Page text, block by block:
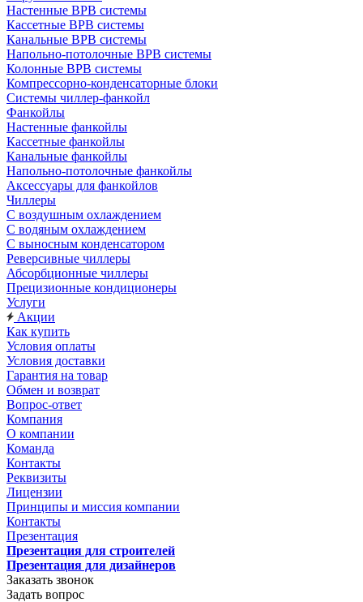
Настенные ВРВ системы
Кассетные ВРВ системы
Канальные ВРВ системы
Напольно-потолочные ВРВ системы
Колонные ВРВ системы
Компрессорно-конденсаторные блоки
Системы чиллер-фанкойл
Фанкойлы
Настенные фанкойлы
Кассетные фанкойлы
Канальные фанкойлы
Напольно-потолочные фанкойлы
Аксессуары для фанкойлов
Чиллеры
С воздушным охлаждением
С водяным охлаждением
С выносным конденсатором
Реверсивные чиллеры
Абсорбционные чиллеры
Прецизионные кондиционеры
Услуги
Акции
Как купить
Условия оплаты
Условия доставки
Гарантия на товар
Обмен и возврат
Вопрос-ответ
Компания
О компании
Команда
Контакты
Реквизиты
Лицензии
Принципы и миссия компании
Контакты
Презентация
Презентация для строителей
Презентация для дизайнеров
Заказать звонок
Задать вопрос